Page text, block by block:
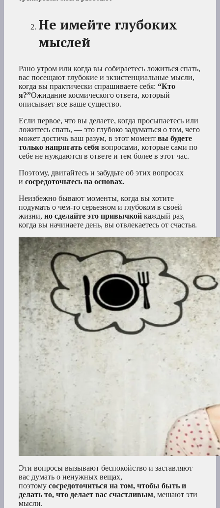
Не имейте глубоких
мыслей
Рано утром или когда вы собираетесь ложиться спать,
вас посещают глубокие и экзистенциальные мысли,
когда вы практически спрашиваете себя: “Кто
я?”Ожидание космического ответа, который
описывает все ваше существо.
Если первое, что вы делаете, когда просыпаетесь или
ложитесь спать, — это глубоко задуматься о том, чего
может достичь ваш разум, в этот момент вы будете
только напрягать себя вопросами, которые сами по
себе не нуждаются в ответе и тем более в этот час.
Поэтому, двигайтесь и забудьте об этих вопросах
и сосредоточьтесь на основах.
Неизбежно бывают моменты, когда вы хотите
подумать о чем-то серьезном и глубоком в своей
жизни, но сделайте это привычкой каждый раз,
когда вы начинаете день, вы отвлекаетесь от счастья.
Эти вопросы вызывают беспокойство и заставляют
вас думать о ненужных вещах,
поэтому сосредоточиться на том, чтобы быть и
делать то, что делает вас счастливым, мешают эти
мысли.